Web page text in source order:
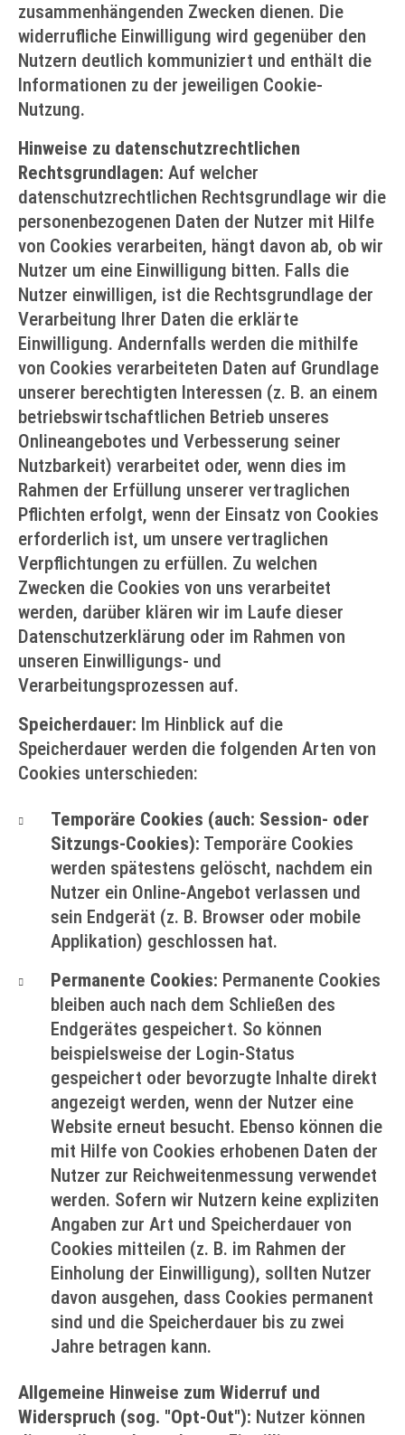
zusammenhängenden Zwecken dienen. Die
widerrufliche Einwilligung wird gegenüber den
Nutzern deutlich kommuniziert und enthält die
Informationen zu der jeweiligen Cookie-
Nutzung.
Hinweise zu datenschutzrechtlichen
Rechtsgrundlagen: Auf welcher
datenschutzrechtlichen Rechtsgrundlage wir die
personenbezogenen Daten der Nutzer mit Hilfe
von Cookies verarbeiten, hängt davon ab, ob wir
Nutzer um eine Einwilligung bitten. Falls die
Nutzer einwilligen, ist die Rechtsgrundlage der
Verarbeitung Ihrer Daten die erklärte
Einwilligung. Andernfalls werden die mithilfe
von Cookies verarbeiteten Daten auf Grundlage
unserer berechtigten Interessen (z. B. an einem
betriebswirtschaftlichen Betrieb unseres
Onlineangebotes und Verbesserung seiner
Nutzbarkeit) verarbeitet oder, wenn dies im
Rahmen der Erfüllung unserer vertraglichen
Pflichten erfolgt, wenn der Einsatz von Cookies
erforderlich ist, um unsere vertraglichen
Verpflichtungen zu erfüllen. Zu welchen
Zwecken die Cookies von uns verarbeitet
werden, darüber klären wir im Laufe dieser
Datenschutzerklärung oder im Rahmen von
unseren Einwilligungs- und
Verarbeitungsprozessen auf.
Speicherdauer: Im Hinblick auf die
Speicherdauer werden die folgenden Arten von
Cookies unterschieden:
Temporäre Cookies (auch: Session- oder
Sitzungs-Cookies): Temporäre Cookies
werden spätestens gelöscht, nachdem ein
Nutzer ein Online-Angebot verlassen und
sein Endgerät (z. B. Browser oder mobile
Applikation) geschlossen hat.
Permanente Cookies: Permanente Cookies
bleiben auch nach dem Schließen des
Endgerätes gespeichert. So können
beispielsweise der Login-Status
gespeichert oder bevorzugte Inhalte direkt
angezeigt werden, wenn der Nutzer eine
Website erneut besucht. Ebenso können die
mit Hilfe von Cookies erhobenen Daten der
Nutzer zur Reichweitenmessung verwendet
werden. Sofern wir Nutzern keine expliziten
Angaben zur Art und Speicherdauer von
Cookies mitteilen (z. B. im Rahmen der
Einholung der Einwilligung), sollten Nutzer
davon ausgehen, dass Cookies permanent
sind und die Speicherdauer bis zu zwei
Jahre betragen kann.
Allgemeine Hinweise zum Widerruf und
Widerspruch (sog. "Opt-Out"): Nutzer können